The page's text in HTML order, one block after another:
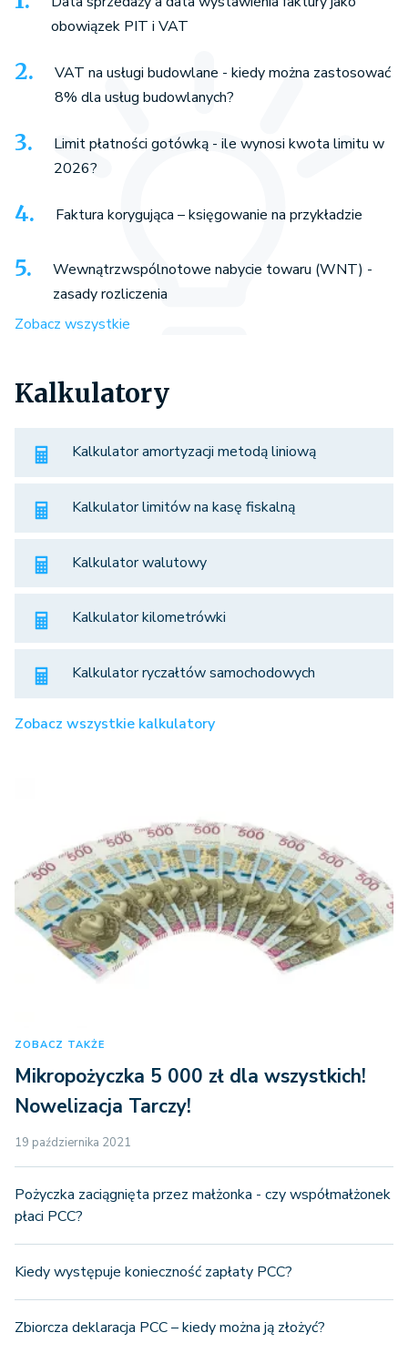
obowiązek PIT i VAT
VAT na usługi budowlane - kiedy można zastosować
8% dla usług budowlanych?
Limit płatności gotówką - ile wynosi kwota limitu w
2026?
Faktura korygująca – księgowanie na przykładzie
Wewnątrzwspólnotowe nabycie towaru (WNT) -
zasady rozliczenia
Zobacz wszystkie
Kalkulatory
Kalkulator amortyzacji metodą liniową
Kalkulator limitów na kasę fiskalną
Kalkulator walutowy
Kalkulator kilometrówki
Kalkulator ryczałtów samochodowych
Zobacz wszystkie kalkulatory
ZOBACZ TAKŻE
Mikropożyczka 5 000 zł dla wszystkich!
Nowelizacja Tarczy!
19 października 2021
Pożyczka zaciągnięta przez małżonka - czy współmałżonek
płaci PCC?
Kiedy występuje konieczność zapłaty PCC?
Zbiorcza deklaracja PCC – kiedy można ją złożyć?